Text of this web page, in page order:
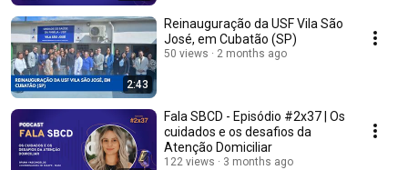
2:43
Reinauguração da USF Vila São
José, em Cubatão (SP)
50 views 2 months ago
Fala SBCD - Episódio #2x37 | Os
cuidados e os desafios da
Atenção Domiciliar
122 views 3 months ago